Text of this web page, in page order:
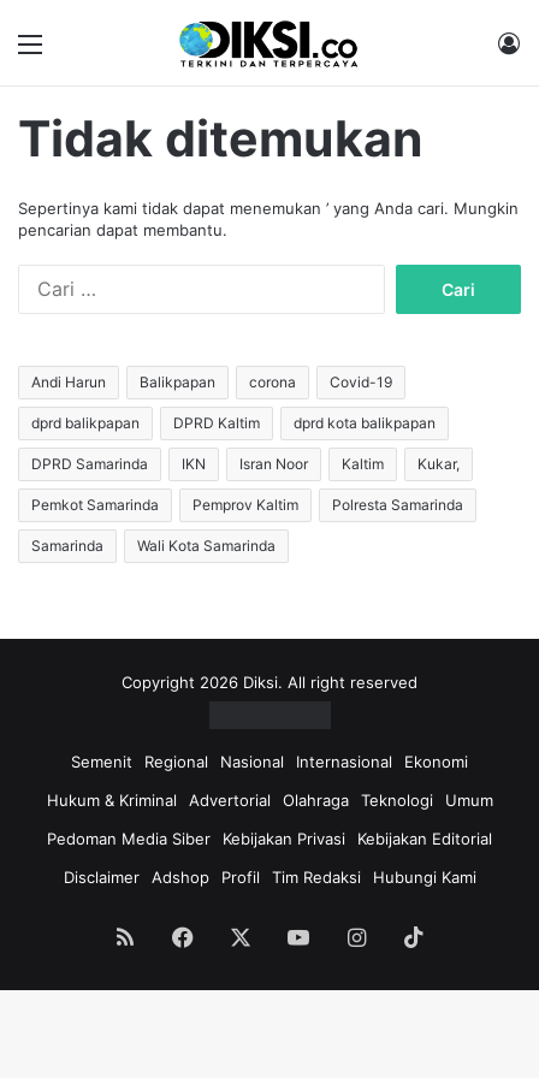
Tidak ditemukan
Sepertinya kami tidak dapat menemukan ’ yang Anda cari. Mungkin
pencarian dapat membantu.
u
n
t
u
k
:
Andi Harun Balikpapan corona Covid-19
dprd balikpapan DPRD Kaltim dprd kota balikpapan
DPRD Samarinda IKN Isran Noor Kaltim Kukar,
Pemkot Samarinda Pemprov Kaltim Polresta Samarinda
Samarinda Wali Kota Samarinda
Copyright 2026 Diksi. All right reserved
Semenit Regional Nasional Internasional
Ekonomi
Hukum & Kriminal
Advertorial Olahraga Teknologi
Umum
Pedoman Media Siber
Kebijakan Privasi
Kebijakan Editorial
Disclaimer
Adshop Profil Tim Redaksi Hubungi Kami
RSS Facebook YouTubeInstagram